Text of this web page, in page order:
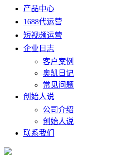
产品中心
1688代运营
短视频运营
企业日志
客户案例
奥凯日记
常见问题
创始人说
公司介绍
创始人说
联系我们